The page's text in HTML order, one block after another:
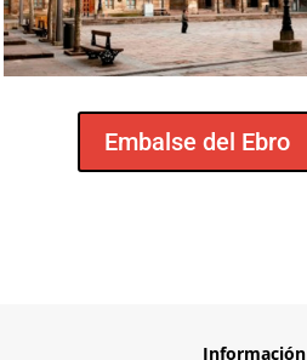
Embalse del Ebro
Información